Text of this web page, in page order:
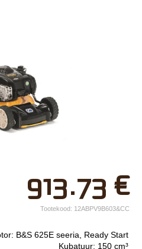
×
Teie nimi*
Ettevõtte nimi.
Telefon*
913.73 €
Tootekood: 12ABPV9B603&CC
B&S 625E seeria, Ready Start
Kubatuur: 150 cm³